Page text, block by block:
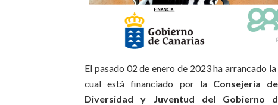
El pasado 02 de enero de 2023 ha arrancado
cual está financiado por la Consejería
Diversidad y Juventud del Gobierno